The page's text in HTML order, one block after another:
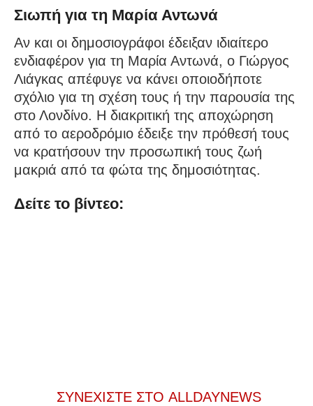
Σιωπή για τη Μαρία Αντωνά
Αν και οι δημοσιογράφοι έδειξαν ιδιαίτερο
ενδιαφέρον για τη Μαρία Αντωνά, ο Γιώργος
Λιάγκας απέφυγε να κάνει οποιοδήποτε
σχόλιο για τη σχέση τους ή την παρουσία της
στο Λονδίνο. Η διακριτική της αποχώρηση
από το αεροδρόμιο έδειξε την πρόθεσή τους
να κρατήσουν την προσωπική τους ζωή
μακριά από τα φώτα της δημοσιότητας.
Δείτε το βίντεο:
ΣΥΝΕΧΙΣΤΕ ΣΤΟ ALLDAYNEWS